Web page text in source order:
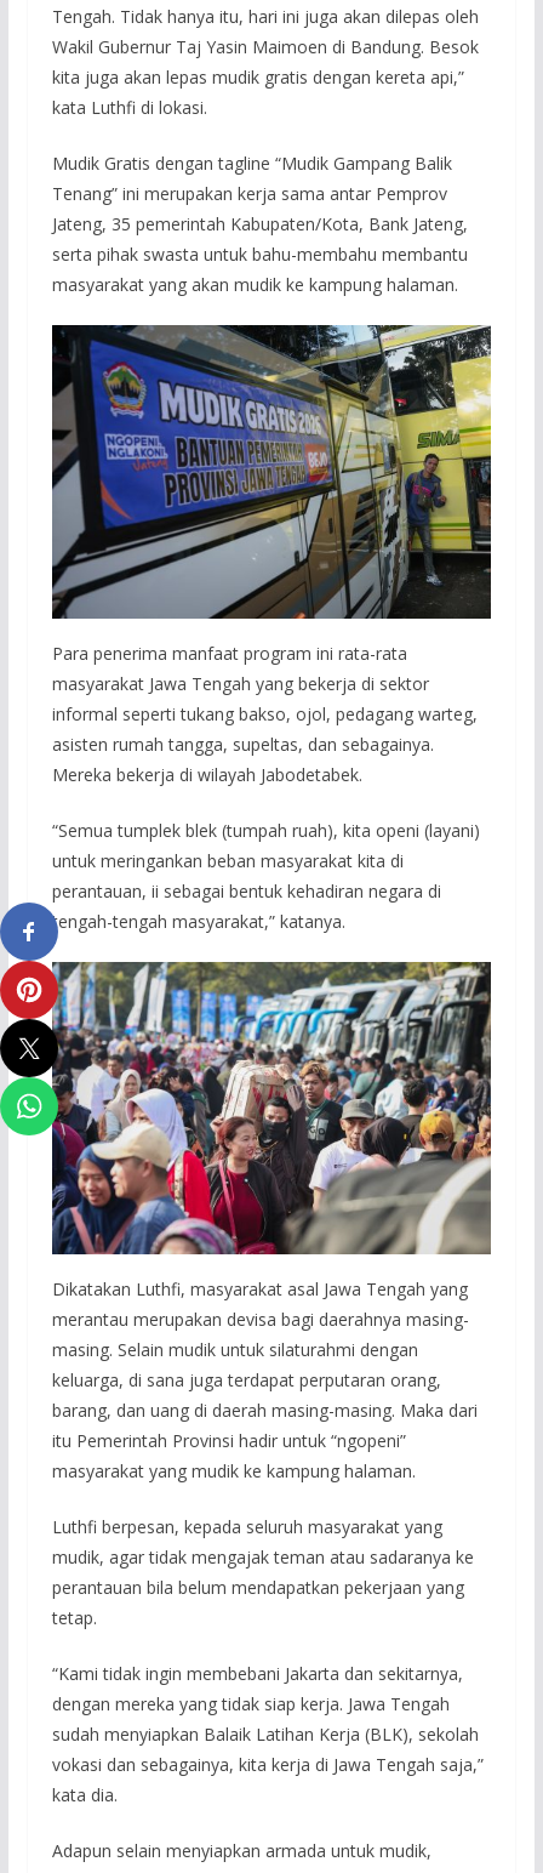
Tengah. Tidak hanya itu, hari ini juga akan dilepas oleh
Wakil Gubernur Taj Yasin Maimoen di Bandung. Besok
kita juga akan lepas mudik gratis dengan kereta api,”
kata Luthfi di lokasi.
Mudik Gratis dengan tagline “Mudik Gampang Balik
Tenang” ini merupakan kerja sama antar Pemprov
Jateng, 35 pemerintah Kabupaten/Kota, Bank Jateng,
serta pihak swasta untuk bahu-membahu membantu
masyarakat yang akan mudik ke kampung halaman.
Para penerima manfaat program ini rata-rata
masyarakat Jawa Tengah yang bekerja di sektor
informal seperti tukang bakso, ojol, pedagang warteg,
asisten rumah tangga, supeltas, dan sebagainya.
Mereka bekerja di wilayah Jabodetabek.
“Semua tumplek blek (tumpah ruah), kita openi (layani)
untuk meringankan beban masyarakat kita di
perantauan, ii sebagai bentuk kehadiran negara di
tengah-tengah masyarakat,” katanya.
Dikatakan Luthfi, masyarakat asal Jawa Tengah yang
merantau merupakan devisa bagi daerahnya masing-
masing. Selain mudik untuk silaturahmi dengan
keluarga, di sana juga terdapat perputaran orang,
barang, dan uang di daerah masing-masing. Maka dari
itu Pemerintah Provinsi hadir untuk “ngopeni”
masyarakat yang mudik ke kampung halaman.
Luthfi berpesan, kepada seluruh masyarakat yang
mudik, agar tidak mengajak teman atau sadaranya ke
perantauan bila belum mendapatkan pekerjaan yang
tetap.
“Kami tidak ingin membebani Jakarta dan sekitarnya,
dengan mereka yang tidak siap kerja. Jawa Tengah
sudah menyiapkan Balaik Latihan Kerja (BLK), sekolah
vokasi dan sebagainya, kita kerja di Jawa Tengah saja,”
kata dia.
Adapun selain menyiapkan armada untuk mudik,